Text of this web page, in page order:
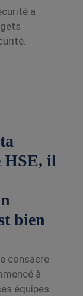
a
HSE, il
bien
consacre
à
équipes